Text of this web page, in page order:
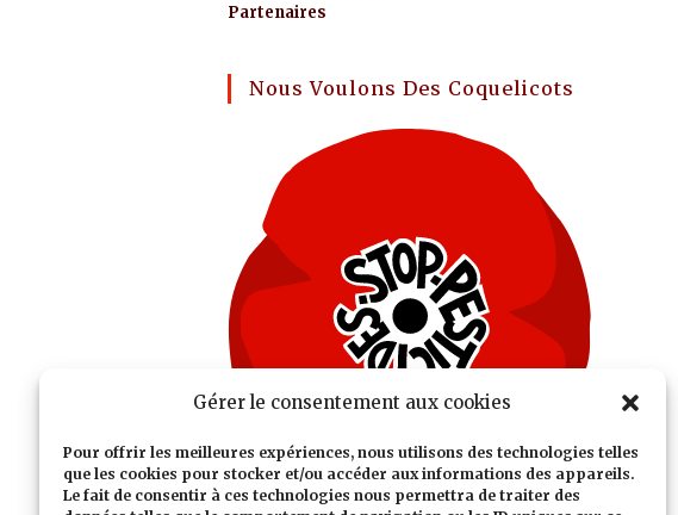
Gérer le consentement aux cookies
Pour offrir les meilleures expériences, nous utilisons des technologies telles
que les cookies pour stocker et/ou accéder aux informations des appareils.
Le fait de consentir à ces technologies nous permettra de traiter des
Partenaires
Nous Voulons Des Coquelicots